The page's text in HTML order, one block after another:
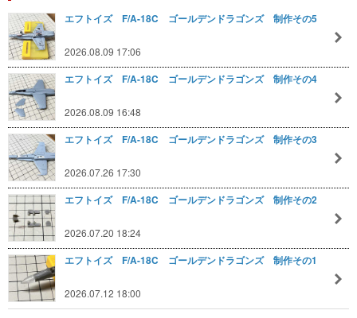
エフトイズ F/A-18C ゴールデンドラゴンズ 制作その5
2026.08.09 17:06
エフトイズ F/A-18C ゴールデンドラゴンズ 制作その4
2026.08.09 16:48
エフトイズ F/A-18C ゴールデンドラゴンズ 制作その3
2026.07.26 17:30
エフトイズ F/A-18C ゴールデンドラゴンズ 制作その2
2026.07.20 18:24
エフトイズ F/A-18C ゴールデンドラゴンズ 制作その1
2026.07.12 18:00